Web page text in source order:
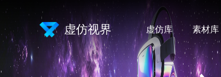
虚仿视界 虚仿库 素材库